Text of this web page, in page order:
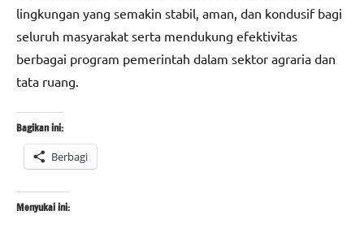
lingkungan yang semakin stabil, aman, dan kondusif bagi
seluruh masyarakat serta mendukung efektivitas
berbagai program pemerintah dalam sektor agraria dan
tata ruang.
Bagikan ini:
Berbagi
Menyukai ini: